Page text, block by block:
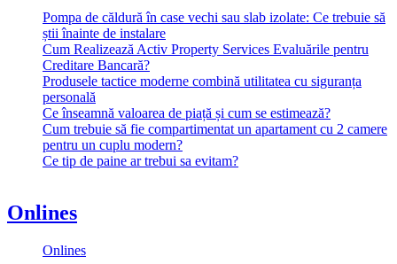
Pompa de căldură în case vechi sau slab izolate: Ce trebuie să
știi înainte de instalare
Cum Realizează Activ Property Services Evaluările pentru
Creditare Bancară?
Produsele tactice moderne combină utilitatea cu siguranța
personală
Ce înseamnă valoarea de piață și cum se estimează?
Cum trebuie să fie compartimentat un apartament cu 2 camere
pentru un cuplu modern?
Ce tip de paine ar trebui sa evitam?
Onlines
Onlines